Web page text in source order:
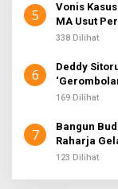
5
Vonis
MA Usut
338 Dilihat
6
Deddy
Sufmi
169 Dilihat
7
Bangun
Raharja
Industri
123 Dilihat